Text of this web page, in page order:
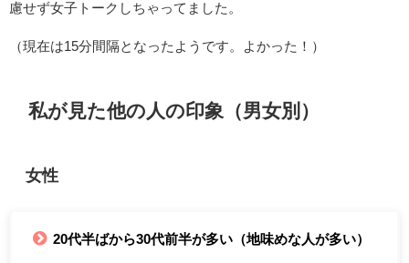
慮せず女子トークしちゃってました。
（現在は15分間隔となったようです。よかった！）
私が見た他の人の印象（男女別）
女性
20代半ばから30代前半が多い（地味めな人が多い）